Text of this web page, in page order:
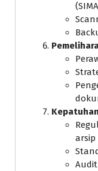
arsip